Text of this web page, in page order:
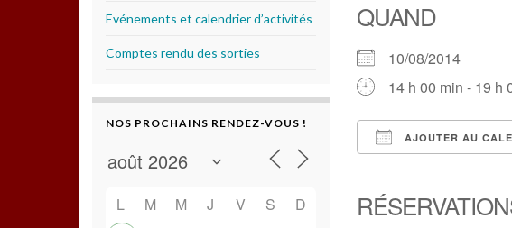
QUAND
10/08/2014
14 h 00 min - 19 h
AJOUTER AU
Evénements et calendrier d’activités
Comptes rendu des sorties
NOS PROCHAINS RENDEZ-VOUS !
L M M J V S D